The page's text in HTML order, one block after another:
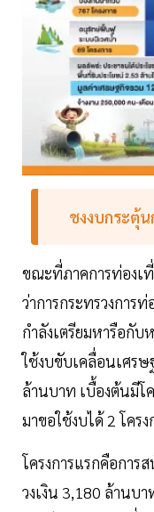
ชงงบกระตุ้
ขณะที่ภาคการท่องเ
ว่าการกระทรวงการ
กำลังเตรียมหารือกั
ใช้งบขับเคลื่อนเศรษ
ล้านบาท เบื้องต้นมีโ
มาขอใช้งบได้ 2 โคร
โครงการแรกคือการ
วงเงิน 3,180 ล้านบ